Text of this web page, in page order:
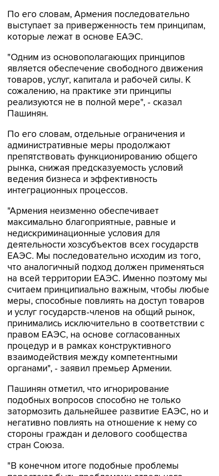
По его словам, Армения последовательно
выступает за приверженность тем принципам,
которые лежат в основе ЕАЭС.
"Одним из основополагающих принципов
является обеспечение свободного движения
товаров, услуг, капитала и рабочей силы. К
сожалению, на практике эти принципы
реализуются не в полной мере", - сказал
Пашинян.
По его словам, отдельные ограничения и
административные меры продолжают
препятствовать функционированию общего
рынка, снижая предсказуемость условий
ведения бизнеса и эффективность
интеграционных процессов.
"Армения неизменно обеспечивает
максимально благоприятные, равные и
недискриминационные условия для
деятельности хозсубъектов всех государств
ЕАЭС. Мы последовательно исходим из того,
что аналогичный подход должен применяться
на всей территории ЕАЭС. Именно поэтому мы
считаем принципиально важным, чтобы любые
меры, способные повлиять на доступ товаров
и услуг государств-членов на общий рынок,
принимались исключительно в соответствии с
правом ЕАЭС, на основе согласованных
процедур и в рамках конструктивного
взаимодействия между компетентными
органами", - заявил премьер Армении.
Пашинян отметил, что игнорирование
подобных вопросов способно не только
затормозить дальнейшее развитие ЕАЭС, но и
негативно повлиять на отношение к нему со
стороны граждан и делового сообщества
стран Союза.
"В конечном итоге подобные проблемы